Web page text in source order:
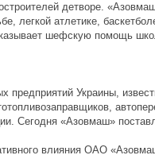
детворе.
легкой атлетике,
шефскую помощь
Украины,
Сегодня «Азовмаш»
влияния ОАО